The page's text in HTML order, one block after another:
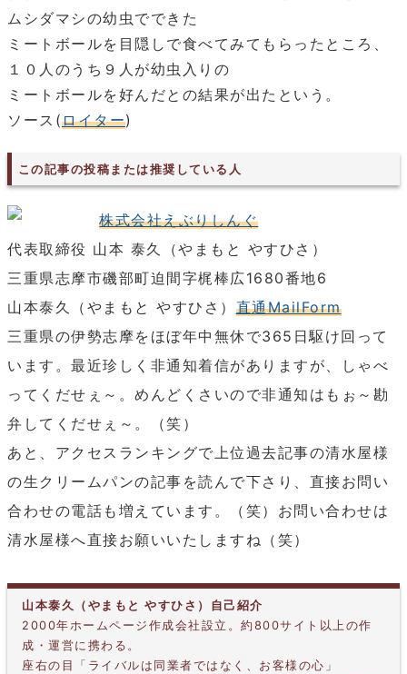
ムシダマシの幼虫でできた
ミートボールを目隠しで食べてみてもらったところ、
１０人のうち９人が幼虫入りの
ミートボールを好んだとの結果が出たという。
ソース(ロイター)
この記事の投稿または推奨している人
株式会社えぶりしんぐ
代表取締役 山本 泰久（やまもと やすひさ）
三重県志摩市磯部町迫間字梶棒広1680番地6
山本泰久（やまもと やすひさ） 直通MailForm
三重県の伊勢志摩をほぼ年中無休で365日駆け回って
います。最近珍しく非通知着信がありますが、しゃべ
ってくだせぇ～。めんどくさいので非通知はもぉ～勘
弁してくだせぇ～。（笑）
あと、アクセスランキングで上位過去記事の清水屋様
の生クリームパンの記事を読んで下さり、直接お問い
合わせの電話も増えています。（笑）お問い合わせは
清水屋様へ直接お願いいたしますね（笑）
山本泰久（やまもと やすひさ）自己紹介
2000年ホームページ作成会社設立。約800サイト以上の作
成・運営に携わる。
座右の目「ライバルは同業者ではなく、お客様の心」